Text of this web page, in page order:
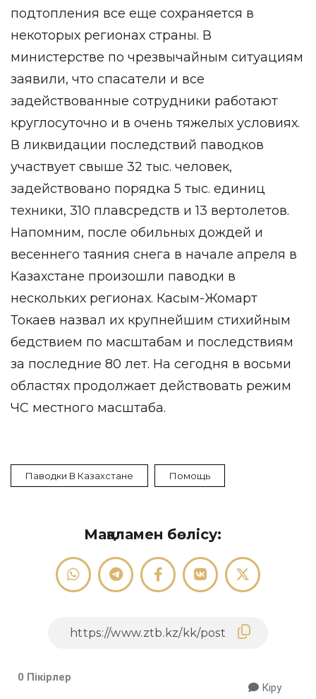
подтопления все еще сохраняется в
некоторых регионах страны. В
министерстве по чрезвычайным ситуациям
заявили, что спасатели и все
задействованные сотрудники работают
круглосуточно и в очень тяжелых условиях.
В ликвидации последствий паводков
участвует свыше 32 тыс. человек,
задействовано порядка 5 тыс. единиц
техники, 310 плавсредств и 13 вертолетов.
Напомним, после обильных дождей и
весеннего таяния снега в начале апреля в
Казахстане произошли паводки в
нескольких регионах. Касым-Жомарт
Токаев назвал их крупнейшим стихийным
бедствием по масштабам и последствиям
за последние 80 лет. На сегодня в восьми
областях продолжает действовать режим
ЧС местного масштаба.
Паводки В Казахстане Помощь
Мақаламен бөлісу:
0 Пікірлер
Кіру